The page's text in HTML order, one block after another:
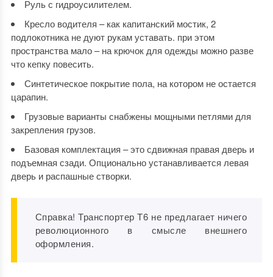
Руль с гидроусилителем.
Кресло водителя – как капитанский мостик, 2
подлокотника не дуют рукам уставать. при этом
пространства мало – на крючок для одежды можно разве
что кепку повесить.
Синтетическое покрытие пола, на котором не остается
царапин.
Грузовые варианты снабжены мощными петлями для
закрепления грузов.
Базовая комплектация – это сдвижная правая дверь и
подъемная сзади. Опционально устанавливается левая
дверь и распашные створки.
Справка! Транспортер Т6 не предлагает ничего
революционного в смысле внешнего
оформления.